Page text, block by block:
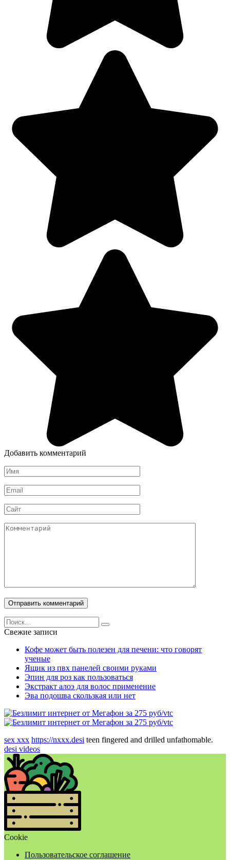
Добавить комментарий
Имя
*
Email
*
Сайт
Комментарий
Search
for:
Свежие записи
Кофе может быть полезен для печени: что говорят
ученые
Ящик из пвх панелей своими руками
Эпин для роз как пользоваться
Экстракт алоэ для волос применение
Эва подошва скользкая или нет
sex xxx https://nxxx.desi teen fingered and drilled unfathomable.
desi videos
Cookie
Пользовательское соглашение